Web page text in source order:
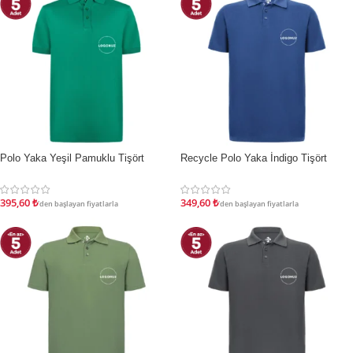
İNDIRIM
Polo Yaka Yeşil Pamuklu Tişört
395,60₺'den başlayan fiyatlarla
İNDIRIM
Recycle Polo Yaka İndigo Tişört
349,60₺'den başlayan fiyatlarla